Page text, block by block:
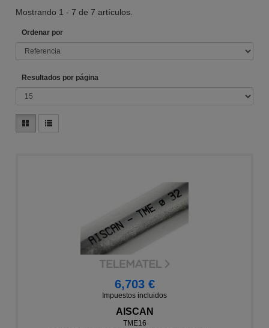
Mostrando 1 - 7 de 7 artículos.
Ordenar por
Resultados por página
6,703 €
Impuestos incluidos
AISCAN
TME16